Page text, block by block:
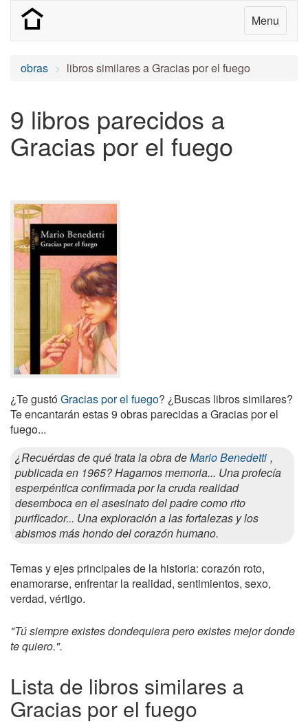
Menu
obras libros similares a Gracias por el fuego
9 libros parecidos a
Gracias por el fuego
¿Te gustóGracias por el fuego? ¿Buscas libros similares?
Te encantarán estas 9 obras parecidas a Gracias por el
fuego...
¿Recuérdas de qué trata la obra deMario Benedetti ,
publicada en 1965? Hagamos memoria... Una profecía
esperpéntica confirmada por la cruda realidad
desemboca en el asesinato del padre como rito
purificador... Una exploración a las fortalezas y los
abismos más hondo del corazón humano.
Temas y ejes principales de la historia: corazón roto,
enamorarse, enfrentar la realidad, sentimientos, sexo,
verdad, vértigo.
"Tú siempre existes dondequiera pero existes mejor donde
te quiero.".
Lista de libros similares a
Gracias por el fuego